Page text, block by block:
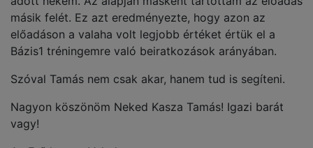
másik felét. Ez azt eredményezte, hogy azon az
előadáson a valaha volt legjobb értéket értük el a
Bázis1 tréningemre való beiratkozások arányában.
Szóval Tamás nem csak akar, hanem tud is segíteni.
Nagyon köszönöm Neked Kasza Tamás! Igazi barát
vagy!